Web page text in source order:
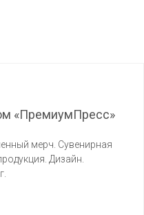
«ПремиумПресс»
мерч. Сувенирная
Дизайн.